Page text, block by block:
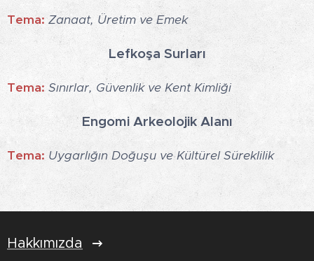
Tema: Zanaat, Üretim ve Emek
Lefkoşa Surları
Tema: Sınırlar, Güvenlik ve Kent Kimliği
Engomi Arkeolojik Alanı
Tema: Uygarlığın Doğuşu ve Kültürel Süreklilik
Hakkımızda